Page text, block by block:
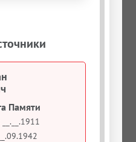
Памяти
__.__.1911
__.09.1942